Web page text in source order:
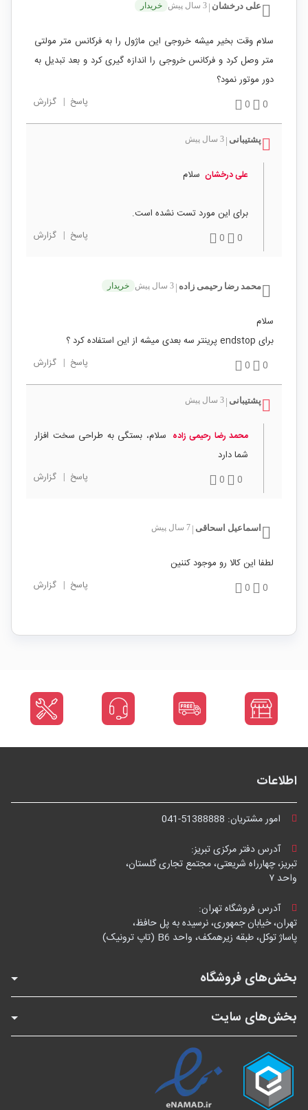
علی درخشان 3 سال پیش خریدار
سلام وقت بخیر میشه خروجی این ماژول را به فرکانس متر مولتی
متر وصل کرد و فرکانس خروجی را اندازه گیری کرد و بعد تبدیل به
دور موتور نمود؟
0
0 پاسخ | گزارش
پشتیبانی 3 سال پیش
علی درخشان سلام
برای این مورد تست نشده است.
0
0 پاسخ | گزارش
محمد رضا رحیمی زاده 3 سال پیش خریدار
سلام
برای endstop پرینتر سه بعدی میشه از این استفاده کرد ؟
0
0 پاسخ | گزارش
پشتیبانی 3 سال پیش
محمد رضا رحیمی زاده سلام، بستگی به طراحی سخت افزار
شما دارد
0
0 پاسخ | گزارش
اسماعیل اسحاقی 7 سال پیش
لطفا این کالا رو موجود کننین
0
0 پاسخ | گزارش
اطلاعات
امور مشتریان: 041-51388888
آدرس دفتر مرکزی تبریز:
تبریز، چهارراه شریعتی، مجتمع تجاری گلستان،
واحد ۷
آدرس فروشگاه تهران:
تهران، خیابان جمهوری، نرسیده به پل حافظ،
پاساژ توکل، طبقه زیرهمکف، واحد B6 (تاپ ترونیک)
بخش‌های فروشگاه
بخش‌های سایت